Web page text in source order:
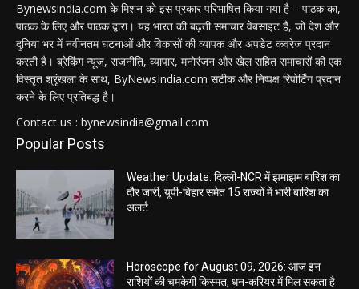
Bynewsindia.com के मिशन को इस प्रकार परिभाषित किया गया है – पाठक का,
पाठक के लिए और पाठक द्वारा। यह भारत की बढ़ती समाचार वेबसाइट है, जो देश और
दुनिया भर में नवीनतम घटनाओं और विकासों की व्यापक और अपडेट कवरेज प्रदान
करती है। ब्रेकिंग न्यूज, राजनीति, व्यापार, मनोरंजन और खेल सहित समाचारों की एक
विस्तृत श्रृंखला के साथ, ByNewsIndia.com सटीक और निष्पक्ष रिपोर्टिंग प्रदान
करने के लिए प्रतिबद्ध है।
Contact us : bynewsindia@gmail.com
Popular Posts
Weather Update: दिल्ली-NCR में झमाझम बारिश का
दौर जारी, यूपी-बिहार समेत 15 राज्यों में भारी बारिश का
अलर्ट
Horoscope for August 09, 2026: आज इन
राशियों की चमकेगी किस्मत, धन-करियर में मिल सकता है